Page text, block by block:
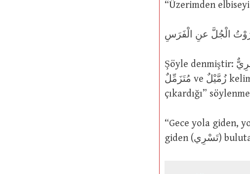
Şöyle denmiştir: رَجُلٌ سَرِيٌّ kullanımı buradan gelir. Bununla sanki, مُتَدَثِّرٌ ve
مُتَزَمِّلٌ ve زُمَّيْلٌ kelimelerinde ifade edilenin aksine “onun elbisesini çekip
çıkardığı”
“Gece yola giden,